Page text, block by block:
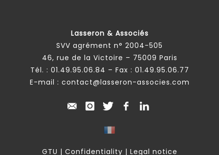
Lasseron & Associés
SVV agrément n° 2004-505
46, rue de la Victoire – 75009 Paris
Tél. : 01.49.95.06.84 – Fax : 01.49.95.06.77
E-mail : contact@lasseron-associes.com
GTU | Confidentiality | Legal notice